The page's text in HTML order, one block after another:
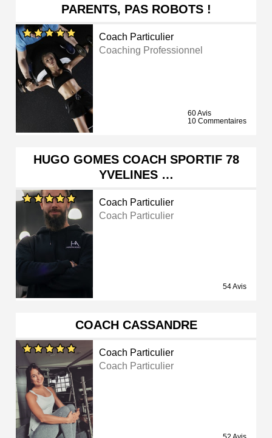
PARENTS, PAS ROBOTS !
Coach Particulier
Coaching Professionnel
60 Avis
10 Commentaires
HUGO GOMES COACH SPORTIF 78
YVELINES …
Coach Particulier
Coach Particulier
54 Avis
COACH CASSANDRE
Coach Particulier
Coach Particulier